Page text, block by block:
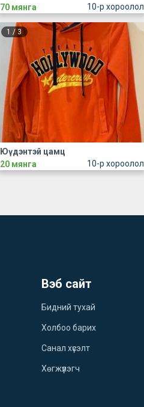
10-р хороолол
70 мянга
1 / 3
10-р хороолол
Юүдэнтэй цамц
20 мянга
Вэб сайт
Бидний тухай
Холбоо барих
Санал хүсэлт
Хөгжүүлэгч